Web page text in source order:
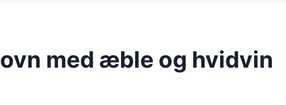
med æble og hvidvin